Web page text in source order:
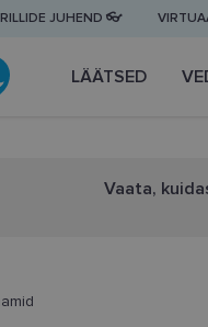
JUHEND 👓
LÄÄTSED
Vaata,